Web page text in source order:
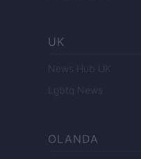
UK
News Hub UK
Lgbtq News
OLANDA